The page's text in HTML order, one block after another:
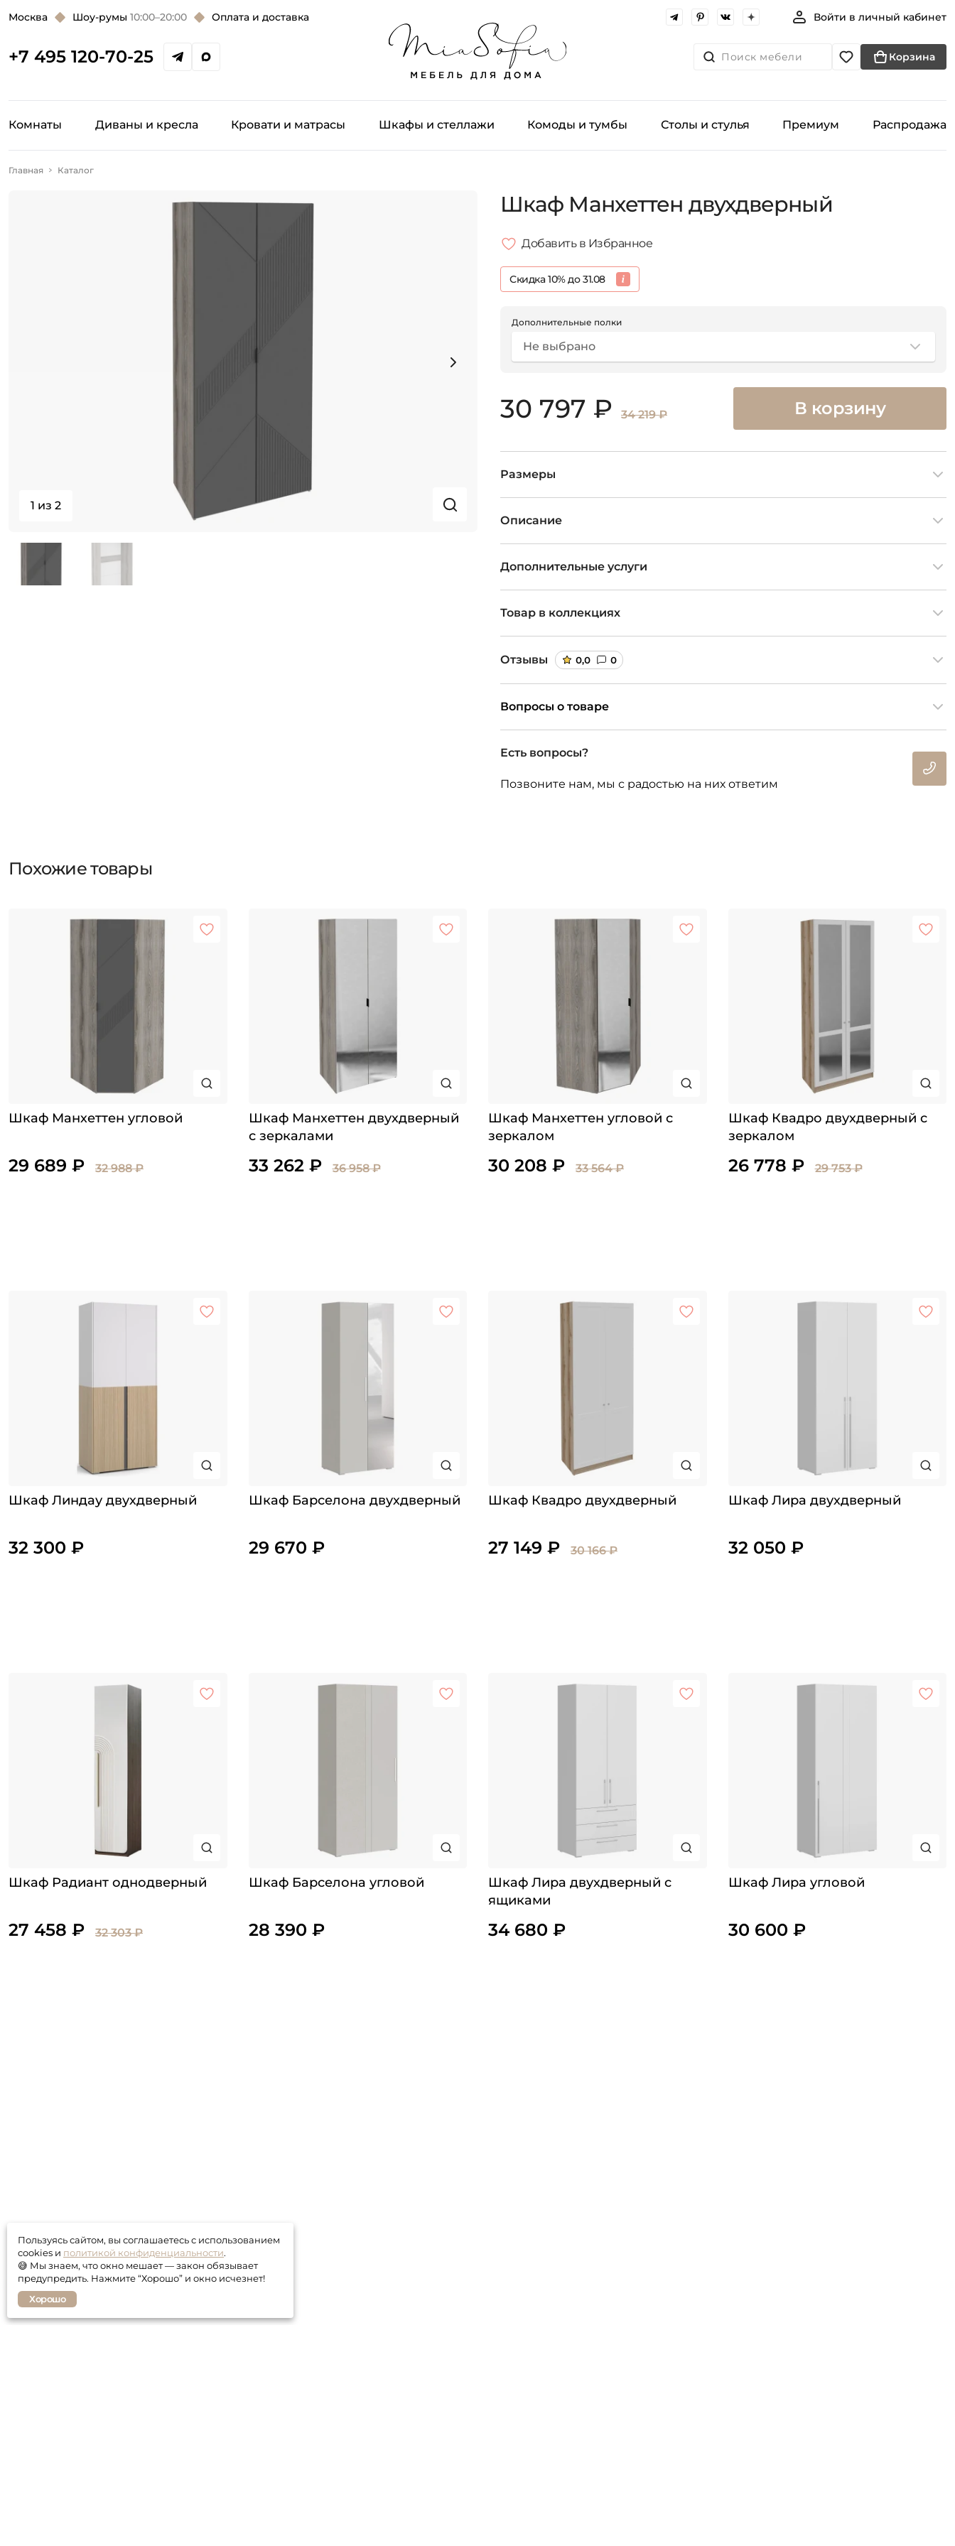
Москва Шоу-румы 10:00–20:00 Оплата и доставка Войти в личный кабинет
+7 495 120-70-25 Поиск мебели Корзина
Комнаты Диваны и кресла Кровати и матрасы Шкафы и стеллажи Комоды и тумбы Столы и стулья Премиум Распродажа
Главная Каталог
1 из 2
Шкаф Манхеттен двухдверный
Добавить в Избранное
Скидка 10% до 31.08
Дополнительные полки
Не выбрано
30 797 ₽ 34 219 ₽ В корзину
Размеры
Описание
Дополнительные услуги
Товар в коллекциях
Отзывы 0,0 0
Вопросы о товаре
Есть вопросы?
Позвоните нам, мы с радостью на них ответим
Похожие товары
Шкаф Манхеттен угловой
29 689 ₽ 32 988 ₽
Шкаф Манхеттен двухдверный
с зеркалами
33 262 ₽ 36 958 ₽
Шкаф Манхеттен угловой с
зеркалом
30 208 ₽ 33 564 ₽
Шкаф Квадро двухдверный с
зеркалом
26 778 ₽ 29 753 ₽
Шкаф Линдау двухдверный
32 300 ₽
Шкаф Барселона двухдверный
29 670 ₽
Шкаф Квадро двухдверный
27 149 ₽ 30 166 ₽
Шкаф Лира двухдверный
32 050 ₽
Шкаф Радиант однодверный
27 458 ₽ 32 303 ₽
Шкаф Барселона угловой
28 390 ₽
Шкаф Лира двухдверный с
ящиками
34 680 ₽
Шкаф Лира угловой
30 600 ₽
Пользуясь сайтом, вы соглашаетесь с использованием
cookies и политикой конфиденциальности.
😅 Мы знаем, что окно мешает — закон обязывает
предупредить. Нажмите “Хорошо” и окно исчезнет!
Хорошо